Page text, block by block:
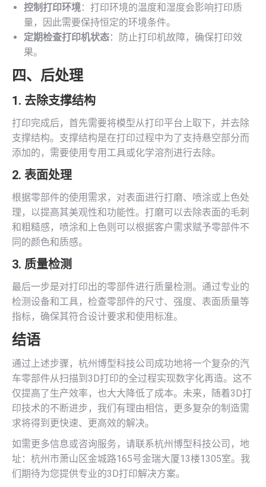
控制打印环境：打印环境的温度和湿度会影响打印质
量，因此需要保持恒定的环境条件。
定期检查打印机状态：防止打印机故障，确保打印效
果。
四、后处理
1. 去除支撑结构
打印完成后，首先需要将模型从打印平台上取下，并去除
支撑结构。支撑结构是在打印过程中为了支持悬空部分而
添加的，需要使用专用工具或化学溶剂进行去除。
2. 表面处理
根据零部件的使用需求，对表面进行打磨、喷涂或上色处
理，以提高其美观性和功能性。打磨可以去除表面的毛刺
和粗糙感，喷涂和上色则可以根据客户需求赋予零部件不
同的颜色和质感。
3. 质量检测
最后一步是对打印出的零部件进行质量检测。通过专业的
检测设备和工具，检查零部件的尺寸、强度、表面质量等
指标，确保其符合设计要求和使用标准。
结语
通过上述步骤，杭州博型科技公司成功地将一个复杂的汽
车零部件从扫描到3D打印的全过程实现数字化再造。这不
仅提高了生产效率，也大大降低了成本。未来，随着3D打
印技术的不断进步，我们有理由相信，更多复杂的制造需
求将得到更快速、更高效的解决。
如需更多信息或咨询服务，请联系杭州博型科技公司，地
址：杭州市萧山区金城路165号金瑞大厦13楼1305室。我
们期待为您提供专业的3D打印解决方案。